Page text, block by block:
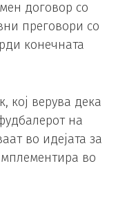
договор со
преговори со
конечната
кој верува дека
на
во идејата за
во